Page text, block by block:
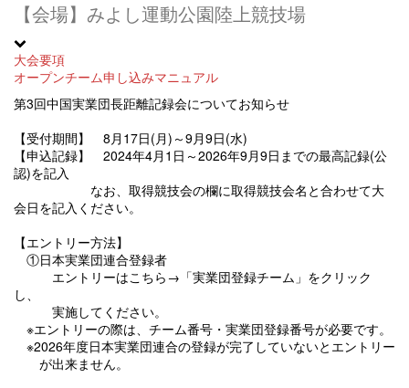
【会場】みよし運動公園陸上競技場
大会要項
オープンチーム申し込みマニュアル
第3回中国実業団長距離記録会についてお知らせ
【受付期間】 8月17日(月)～9月9日(水)
【申込記録】 2024年4月1日～2026年9月9日までの最高記録(公
認)を記入
なお、取得競技会の欄に取得競技会名と合わせて大
会日を記入ください。
【エントリー方法】
①日本実業団連合登録者
エントリーはこちら→「実業団登録チーム」をクリック
し、
実施してください。
※エントリーの際は、チーム番号・実業団登録番号が必要です。
※2026年度日本実業団連合の登録が完了していないとエントリー
が出来ません。